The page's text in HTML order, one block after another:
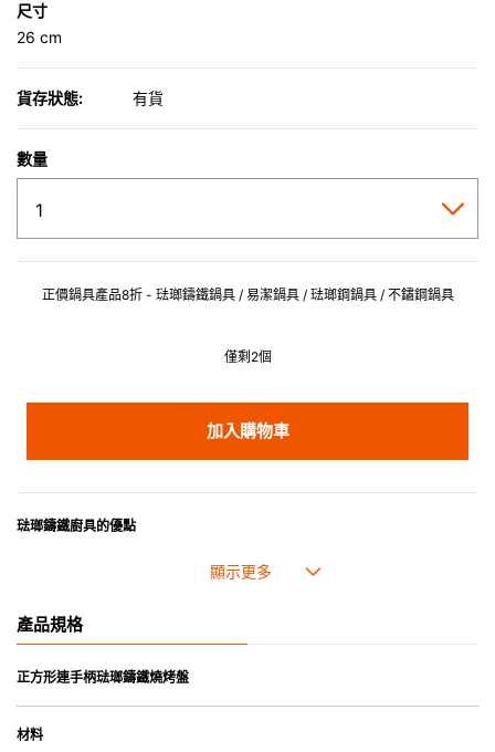
尺寸
26 cm
貨存狀態: 有貨
數量
正價鍋具產品8折 - 琺瑯鑄鐵鍋具 / 易潔鍋具 / 琺瑯鋼鍋具 / 不鏽鋼鍋具
僅剩2個
加入購物車
琺瑯鑄鐵廚具的優點
• 琺瑯鑄鐵傳熱性均勻，不會產生過熱點。
• 重身的鍋蓋能有助防止蒸氣溜走,易於 保持食物的原汁原味。
• 琺瑯抗酸鹼，不會殘留氣味，安全衛生。
產品規格
正方形連手柄琺瑯鑄鐵燒烤盤
材料